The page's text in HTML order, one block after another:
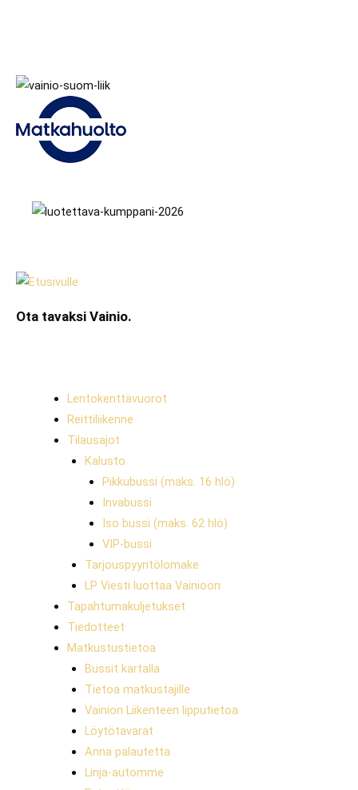
Ota tavaksi Vainio.
Lentokenttävuorot
Reittiliikenne
Tilausajot
Kalusto
Pikkubussi (maks. 16 hlö)
Invabussi
Iso bussi (maks. 62 hlö)
VIP-bussi
Tarjouspyyntölomake
LP Viesti luottaa Vainioon
Tapahtumakuljetukset
Tiedotteet
Matkustustietoa
Bussit kartalla
Tietoa matkustajille
Vainion Liikenteen lipputietoa
Löytötavarat
Anna palautetta
Linja-automme